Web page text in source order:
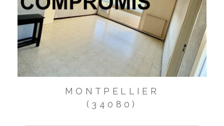
MONTPELLIER
(34080)